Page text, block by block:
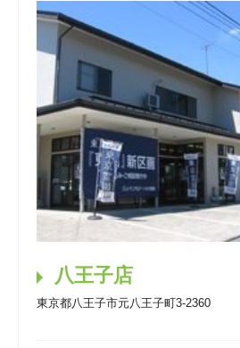
八王子店
東京都八王子市元八王子町3-2360